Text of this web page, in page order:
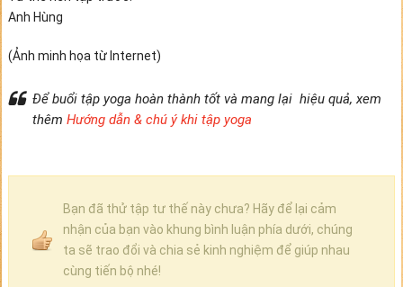
Anh Hùng
(Ảnh minh họa từ Internet)
Để buổi tập yoga hoàn thành tốt và mang lại hiệu quả, xem
thêm Hướng dẫn & chú ý khi tập yoga
Bạn đã thử tập tư thế này chưa? Hãy để lại cảm
nhận của bạn vào khung bình luận phía dưới, chúng
ta sẽ trao đổi và chia sẻ kinh nghiệm để giúp nhau
cùng tiến bộ nhé!